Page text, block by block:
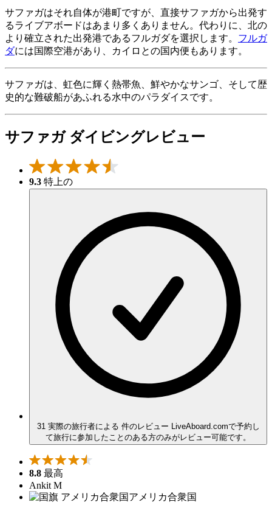
サファガはそれ自体が港町ですが、直接サファガから出発す
るライブアボードはあまり多くありません。代わりに、北の
より確立された出発港であるフルガダを選択します。 フルガ
ダには国際空港があり、カイロとの国内便もあります。
サファガは、虹色に輝く熱帯魚、鮮やかなサンゴ、そして歴
史的な難破船があふれる水中のパラダイスです。
サファガ ダイビングレビュー
9.3 特上の
31 実際の旅行者による 件のレビュー
LiveAboard.comで予約し
て旅行に参加したことのある方のみがレビュー可能です。
8.8 最高
Ankit M
アメリカ合衆国